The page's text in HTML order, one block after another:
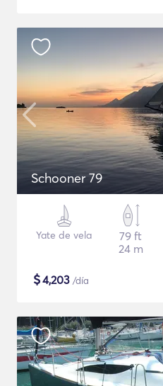
Schooner 79
Yate de vela
79 ft
24 m
$4,203 /día